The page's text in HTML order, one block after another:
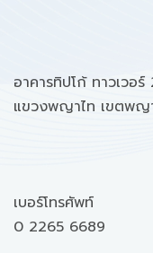
อาคารทิปโก้ ทาวเวอ
แขวงพญาไท เขตพญ
เบอร์โทรศัพท์
0 2265 6689